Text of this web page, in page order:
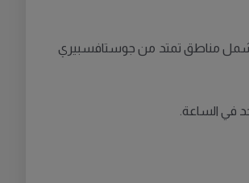
ويشمل مناطق تمتد من جوستافسبيري